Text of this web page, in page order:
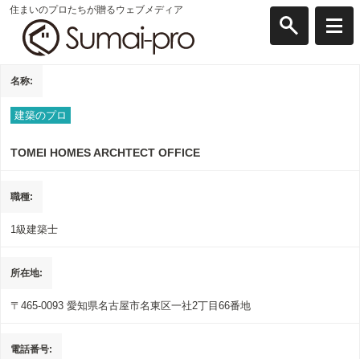
住まいのプロたちが贈るウェブメディア
名称
建築のプロ
TOMEI HOMES ARCHTECT OFFICE
職種
1級建築士
所在地
〒465-0093 愛知県名古屋市名東区一社2丁目66番地
電話番号